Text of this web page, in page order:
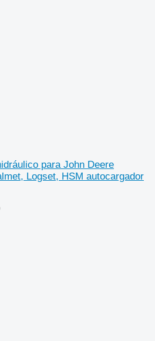
para John Deere
Logset, HSM autocargador